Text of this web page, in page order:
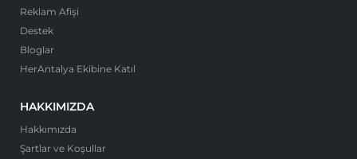
Reklam Afişi
Destek
Bloglar
HerAntalya Ekibine Katıl
HAKKIMIZDA
Hakkımızda
Şartlar ve Koşullar